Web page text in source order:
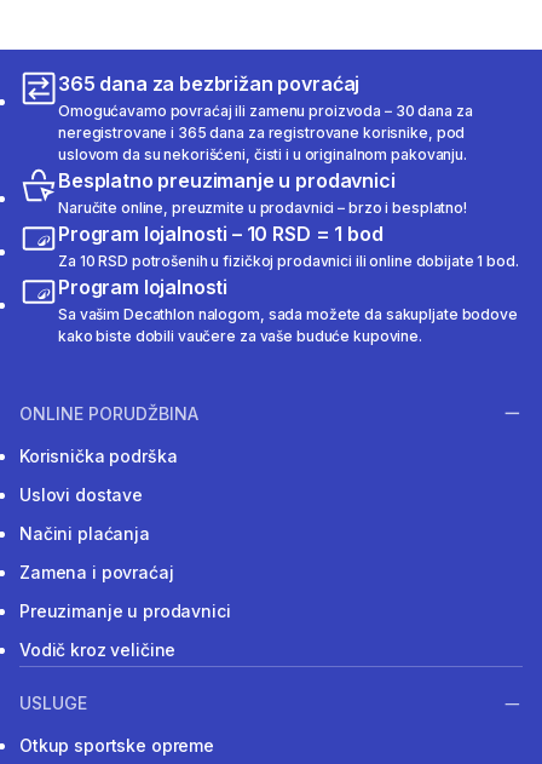
365 dana za bezbrižan povraćaj
Omogućavamo povraćaj ili zamenu proizvoda – 30 dana za
neregistrovane i 365 dana za registrovane korisnike, pod
uslovom da su nekorišćeni, čisti i u originalnom pakovanju.
Besplatno preuzimanje u prodavnici
Naručite online, preuzmite u prodavnici – brzo i besplatno!
Program lojalnosti – 10 RSD = 1 bod
Za 10 RSD potrošenih u fizičkoj prodavnici ili online dobijate 1 bod.
Program lojalnosti
Sa vašim Decathlon nalogom, sada možete da sakupljate bodove
kako biste dobili vaučere za vaše buduće kupovine.
ONLINE PORUDŽBINA
Korisnička podrška
Uslovi dostave
Načini plaćanja
Zamena i povraćaj
Preuzimanje u prodavnici
Vodič kroz veličine
USLUGE
Otkup sportske opreme